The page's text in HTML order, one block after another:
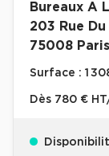
Bureaux A
203 Rue
75008 Paris
Surface : 1
Dès 780 €